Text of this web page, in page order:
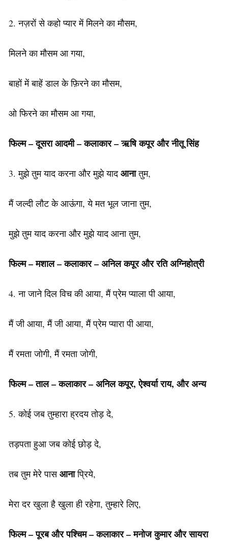
2. नज़रों से कहो प्यार में मिलने का मौसम,
मिलने का मौसम आ गया,
बाहों में बाहें डाल के फ़िरने का मौसम,
ओ फिरने का मौसम आ गया,
फिल्म – दूसरा आदमी – कलाकार – ऋषि कपूर और नीतू सिंह
3. मुझे तुम याद करना और मुझे यादआनातुम,
मैं जल्दी लौट के आऊंगा, ये मत भूल जाना तुम,
मुझे तुम याद करना और मुझे याद आना तुम,
फिल्म – मशाल – कलाकार – अनिल कपूर और रति अग्निहोत्री
4. ना जाने दिल विच की आया, मैं प्रेम प्याला पी आया,
मैं जी आया, मैं जी आया, मैं प्रेम प्यारा पी आया,
मैं रमता जोगी, मैं रमता जोगी,
फिल्म–ताल–कलाकार–अनिलकपूर,ऐश्वर्याराय, औरअन्य
5. कोई जब तुम्हारा ह्रदय तोड़ दे,
तड़पता हुआ जब कोई छोड़ दे,
तब तुम मेरे पासआनाप्रिये,
मेरा दर खुला है खुला ही रहेगा, तुम्हारे लिए,
फिल्म – पूरब और पश्चिम – कलाकार – मनोज कुमार और सायरा